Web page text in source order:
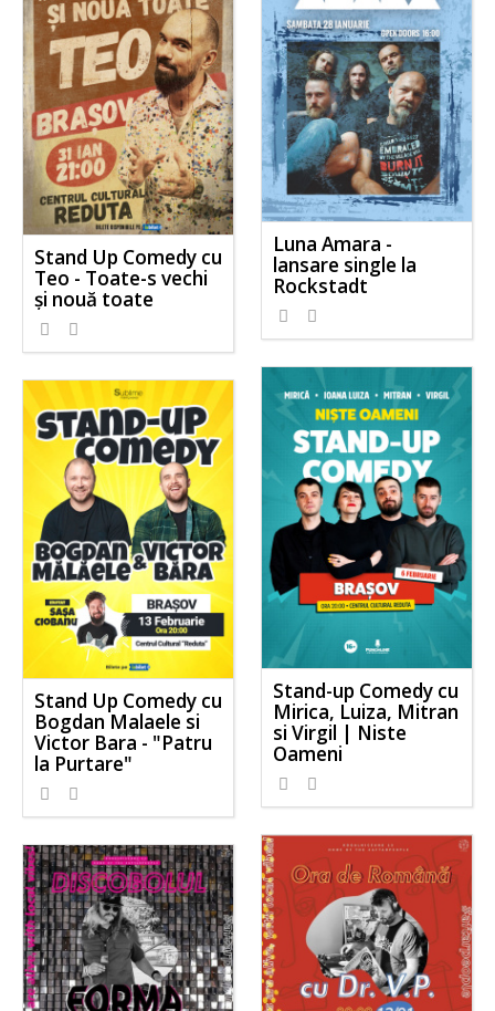
Luna Amara -
lansare single la
Rockstadt
Stand Up Comedy cu
Teo - Toate-s vechi
și nouă toate
Stand-up Comedy cu
Mirica, Luiza, Mitran
si Virgil | Niste
Oameni
Stand Up Comedy cu
Bogdan Malaele si
Victor Bara - "Patru
la Purtare"